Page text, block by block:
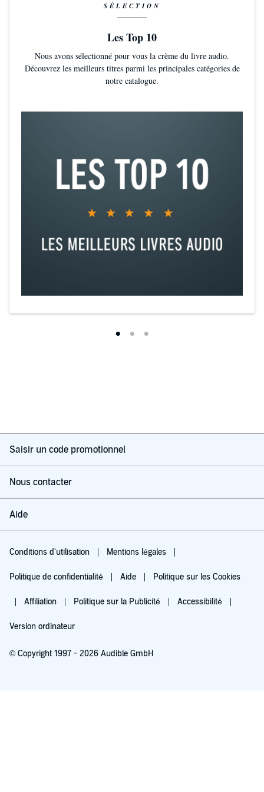
SÉLECTION
Les Top 10
Nous avons sélectionné pour vous la crème du livre audio.
Découvrez les meilleurs titres parmi les principales catégories de
notre catalogue.
Saisir un code promotionnel
Nous contacter
Aide
Conditions d'utilisation Mentions légales
Politique de confidentialité Aide Politique sur les Cookies
Affiliation Politique sur la Publicité Accessibilité
Version ordinateur
© Copyright 1997 - 2026 Audible GmbH